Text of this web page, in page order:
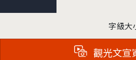
字級大
觀光文宣